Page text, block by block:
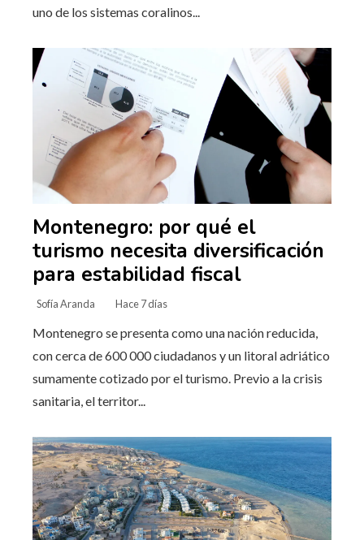
uno de los sistemas coralinos...
Montenegro: por qué el
turismo necesita diversificación
para estabilidad fiscal
Sofía Aranda Hace 7 días
Montenegro se presenta como una nación reducida,
con cerca de 600 000 ciudadanos y un litoral adriático
sumamente cotizado por el turismo. Previo a la crisis
sanitaria, el territor...